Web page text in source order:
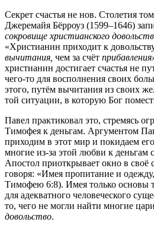
Секрет счастья не нов. Столетия
Джеремайя Бёрроуз (1599–1646)
сокровище христианского
«Христианин приходит к
вычитания, чем за счёт
христианин достигает счастья не
чего-то для восполнения своих
этого, путём вычитания из своих
той ситуации, в которую Бог
Павел практиковал это, стремясь
Тимофея к деньгам. Аргументом
приходим в этот мир и покидаем
многие из-за этой любви к деньгам
Апостол приоткрывает окно в своё
говоря: «Имея пропитание и
Тимофею 6:8). Имея только основы
для адекватного человеческого
то, чего не могли найти многие
довольство.